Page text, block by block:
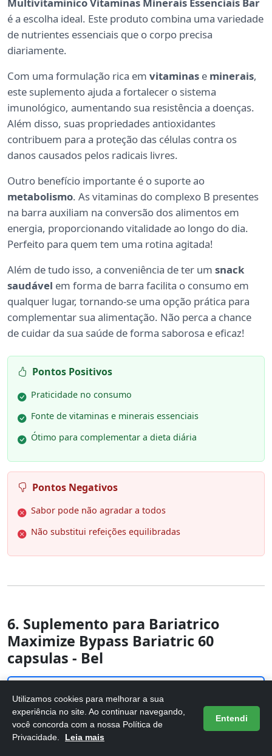
é a escolha ideal. Este produto combina uma variedade
de nutrientes essenciais que o corpo precisa
diariamente.
Com uma formulação rica em vitaminas e minerais,
este suplemento ajuda a fortalecer o sistema
imunológico, aumentando sua resistência a doenças.
Além disso, suas propriedades antioxidantes
contribuem para a proteção das células contra os
danos causados pelos radicais livres.
Outro benefício importante é o suporte ao
metabolismo. As vitaminas do complexo B presentes
na barra auxiliam na conversão dos alimentos em
energia, proporcionando vitalidade ao longo do dia.
Perfeito para quem tem uma rotina agitada!
Além de tudo isso, a conveniência de ter um snack
saudável em forma de barra facilita o consumo em
qualquer lugar, tornando-se uma opção prática para
complementar sua alimentação. Não perca a chance
de cuidar da sua saúde de forma saborosa e eficaz!
Pontos Positivos
Praticidade no consumo
Fonte de vitaminas e minerais essenciais
Ótimo para complementar a dieta diária
Pontos Negativos
Sabor pode não agradar a todos
Não substitui refeições equilibradas
6. Suplemento para Bariatrico
Maximize Bypass Bariatric 60
capsulas - Bel
Utilizamos cookies para melhorar a sua
experiência no site. Ao continuar navegando,
você concorda com a nossa Política de
Privacidade.
Leia mais
Entendi